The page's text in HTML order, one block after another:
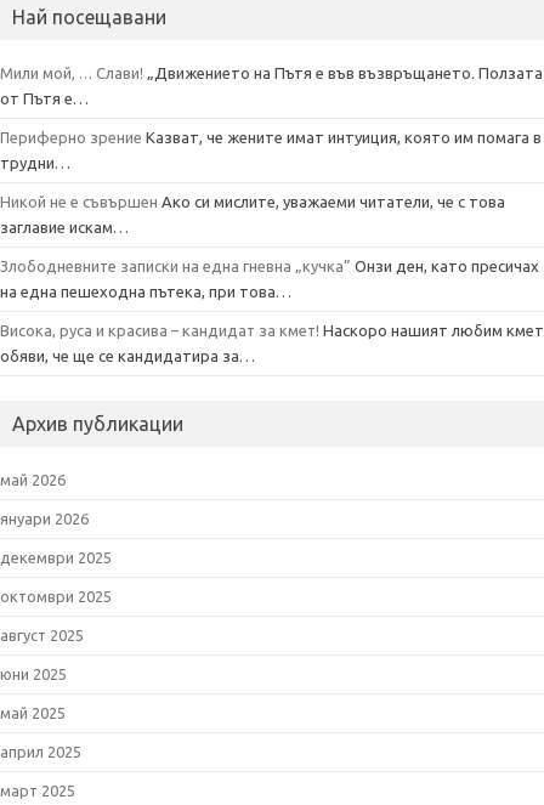
Най посещавани
Мили мой, … Слави! „Движението на Пътя е във възвръщането. Ползата
от Пътя е…
Периферно зрение Казват, че жените имат интуиция, която им помага в
трудни…
Никой не е съвършен Ако си мислите, уважаеми читатели, че с това
заглавие искам…
Злободневните записки на една гневна „кучка” Онзи ден, като пресичах
на една пешеходна пътека, при това…
Висока, руса и красива – кандидат за кмет! Наскоро нашият любим кмет
обяви, че ще се кандидатира за…
Архив публикации
май 2026
януари 2026
декември 2025
октомври 2025
август 2025
юни 2025
май 2025
април 2025
март 2025